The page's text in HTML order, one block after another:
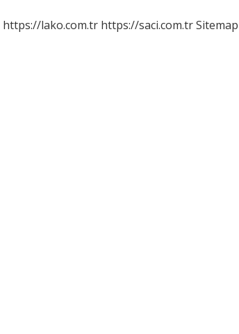
https://lako.com.tr https://saci.com.trSitemap